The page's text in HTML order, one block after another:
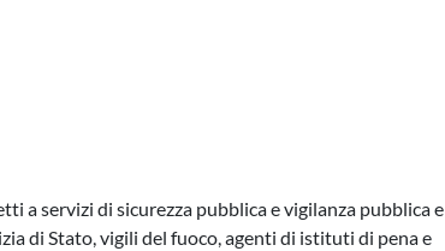
a servizi di sicurezza pubblica e vigilanza pubblica e
di Stato, vigili del fuoco, agenti di istituti di pena e